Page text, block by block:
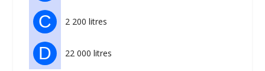
C 2 200 litres
D 22 000 litres